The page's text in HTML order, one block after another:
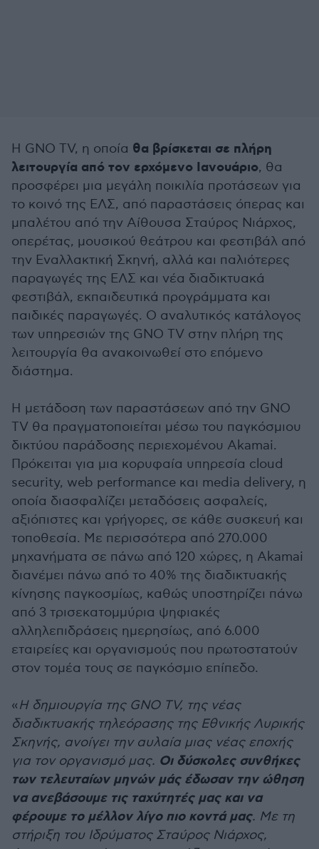
Η GNO TV, η οποία θα βρίσκεται σε πλήρη
λειτουργία από τον ερχόμενο Ιανουάριο, θα
προσφέρει μια μεγάλη ποικιλία προτάσεων για
το κοινό της ΕΛΣ, από παραστάσεις όπερας και
μπαλέτου από την Αίθουσα Σταύρος Νιάρχος,
οπερέτας, μουσικού θεάτρου και φεστιβάλ από
την Εναλλακτική Σκηνή, αλλά και παλιότερες
παραγωγές της ΕΛΣ και νέα διαδικτυακά
φεστιβάλ, εκπαιδευτικά προγράμματα και
παιδικές παραγωγές. Ο αναλυτικός κατάλογος
των υπηρεσιών της GNO TV στην πλήρη της
λειτουργία θα ανακοινωθεί στο επόμενο
διάστημα.
Η μετάδοση των παραστάσεων από την GNO
TV θα πραγματοποιείται μέσω του παγκόσμιου
δικτύου παράδοσης περιεχομένου Akamai.
Πρόκειται για μια κορυφαία υπηρεσία cloud
security, web performance και media delivery, η
οποία διασφαλίζει μεταδόσεις ασφαλείς,
αξιόπιστες και γρήγορες, σε κάθε συσκευή και
τοποθεσία. Με περισσότερα από 270.000
μηχανήματα σε πάνω από 120 χώρες, η Akamai
διανέμει πάνω από το 40% της διαδικτυακής
κίνησης παγκοσμίως, καθώς υποστηρίζει πάνω
από 3 τρισεκατομμύρια ψηφιακές
αλληλεπιδράσεις ημερησίως, από 6.000
εταιρείες και οργανισμούς που πρωτοστατούν
στον τομέα τους σε παγκόσμιο επίπεδο.
«Η δημιουργία της GNO TV, της νέας
διαδικτυακής τηλεόρασης της Εθνικής Λυρικής
Σκηνής, ανοίγει την αυλαία μιας νέας εποχής
για τον οργανισμό μας. Οι δύσκολες συνθήκες
των τελευταίων μηνών μάς έδωσαν την ώθηση
να ανεβάσουμε τις ταχύτητές μας και να
φέρουμε το μέλλον λίγο πιο κοντά μας. Με τη
στήριξη του Ιδρύματος Σταύρος Νιάρχος,